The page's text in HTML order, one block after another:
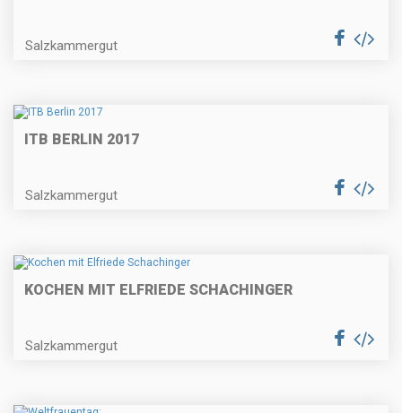
Salzkammergut
ITB BERLIN 2017
Salzkammergut
KOCHEN MIT ELFRIEDE SCHACHINGER
Salzkammergut